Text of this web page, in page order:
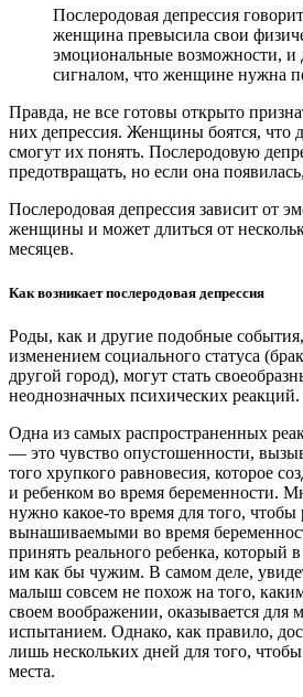
Послеродовая депрессия
женщина превысила свои
эмоциональные возможности, и
сигналом, что женщине нужна
Правда, не все готовы открыто
них депрессия. Женщины боятся, что
смогут их понять. Послеродовую
предотвращать, но если она
Послеродовая депрессия зависит от
женщины и может длиться от
месяцев.
Как возникает послеродовая депрессия
Роды, как и другие подобные
изменением социального статуса
другой город), могут стать
неоднозначных психических реакций.
Одна из самых распространенных
— это чувство опустошенности,
того хрупкого равновесия, которое
и ребенком во время беременности.
нужно какое-то время для того, чтобы
вынашиваемыми во время
принять реального ребенка, который
им как бы чужим. В самом деле,
малыш совсем не похож на того,
своем воображении, оказывается для
испытанием. Однако, как правило,
лишь нескольких дней для того,
места.